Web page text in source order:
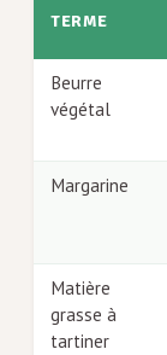
TERME
Beurre
végétal
Margarine
Matière
grasse à
tartiner